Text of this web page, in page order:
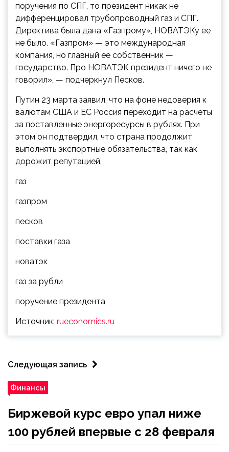
поручения по СПГ, то президент никак не
дифференцировал трубопроводный газ и СПГ.
Директива была дана «Газпрому», НОВАТЭКу ее
не было. «Газпром» — это международная
компания, но главный ее собственник —
государство. Про НОВАТЭК президент ничего не
говорил», — подчеркнул Песков.
Путин 23 марта заявил, что на фоне недоверия к
валютам США и ЕС Россия переходит на расчеты
за поставленные энергоресурсы в рублях. При
этом он подтвердил, что страна продолжит
выполнять экспортные обязательства, так как
дорожит репутацией.
газ
газпром
песков
поставки газа
новатэк
газ за рубли
поручение президента
Источник: rueconomics.ru
Следующая запись
Финансы
Биржевой курс евро упал ниже
100 рублей впервые с 28 февраля